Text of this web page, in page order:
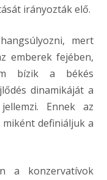
irányozták elő.
mert
emberek fejében,
bízik a békés
dinamikáját a
Ennek az
definiáljuk a
a konzervatívok